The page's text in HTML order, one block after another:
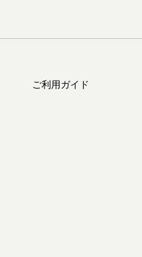
ご利用ガイド